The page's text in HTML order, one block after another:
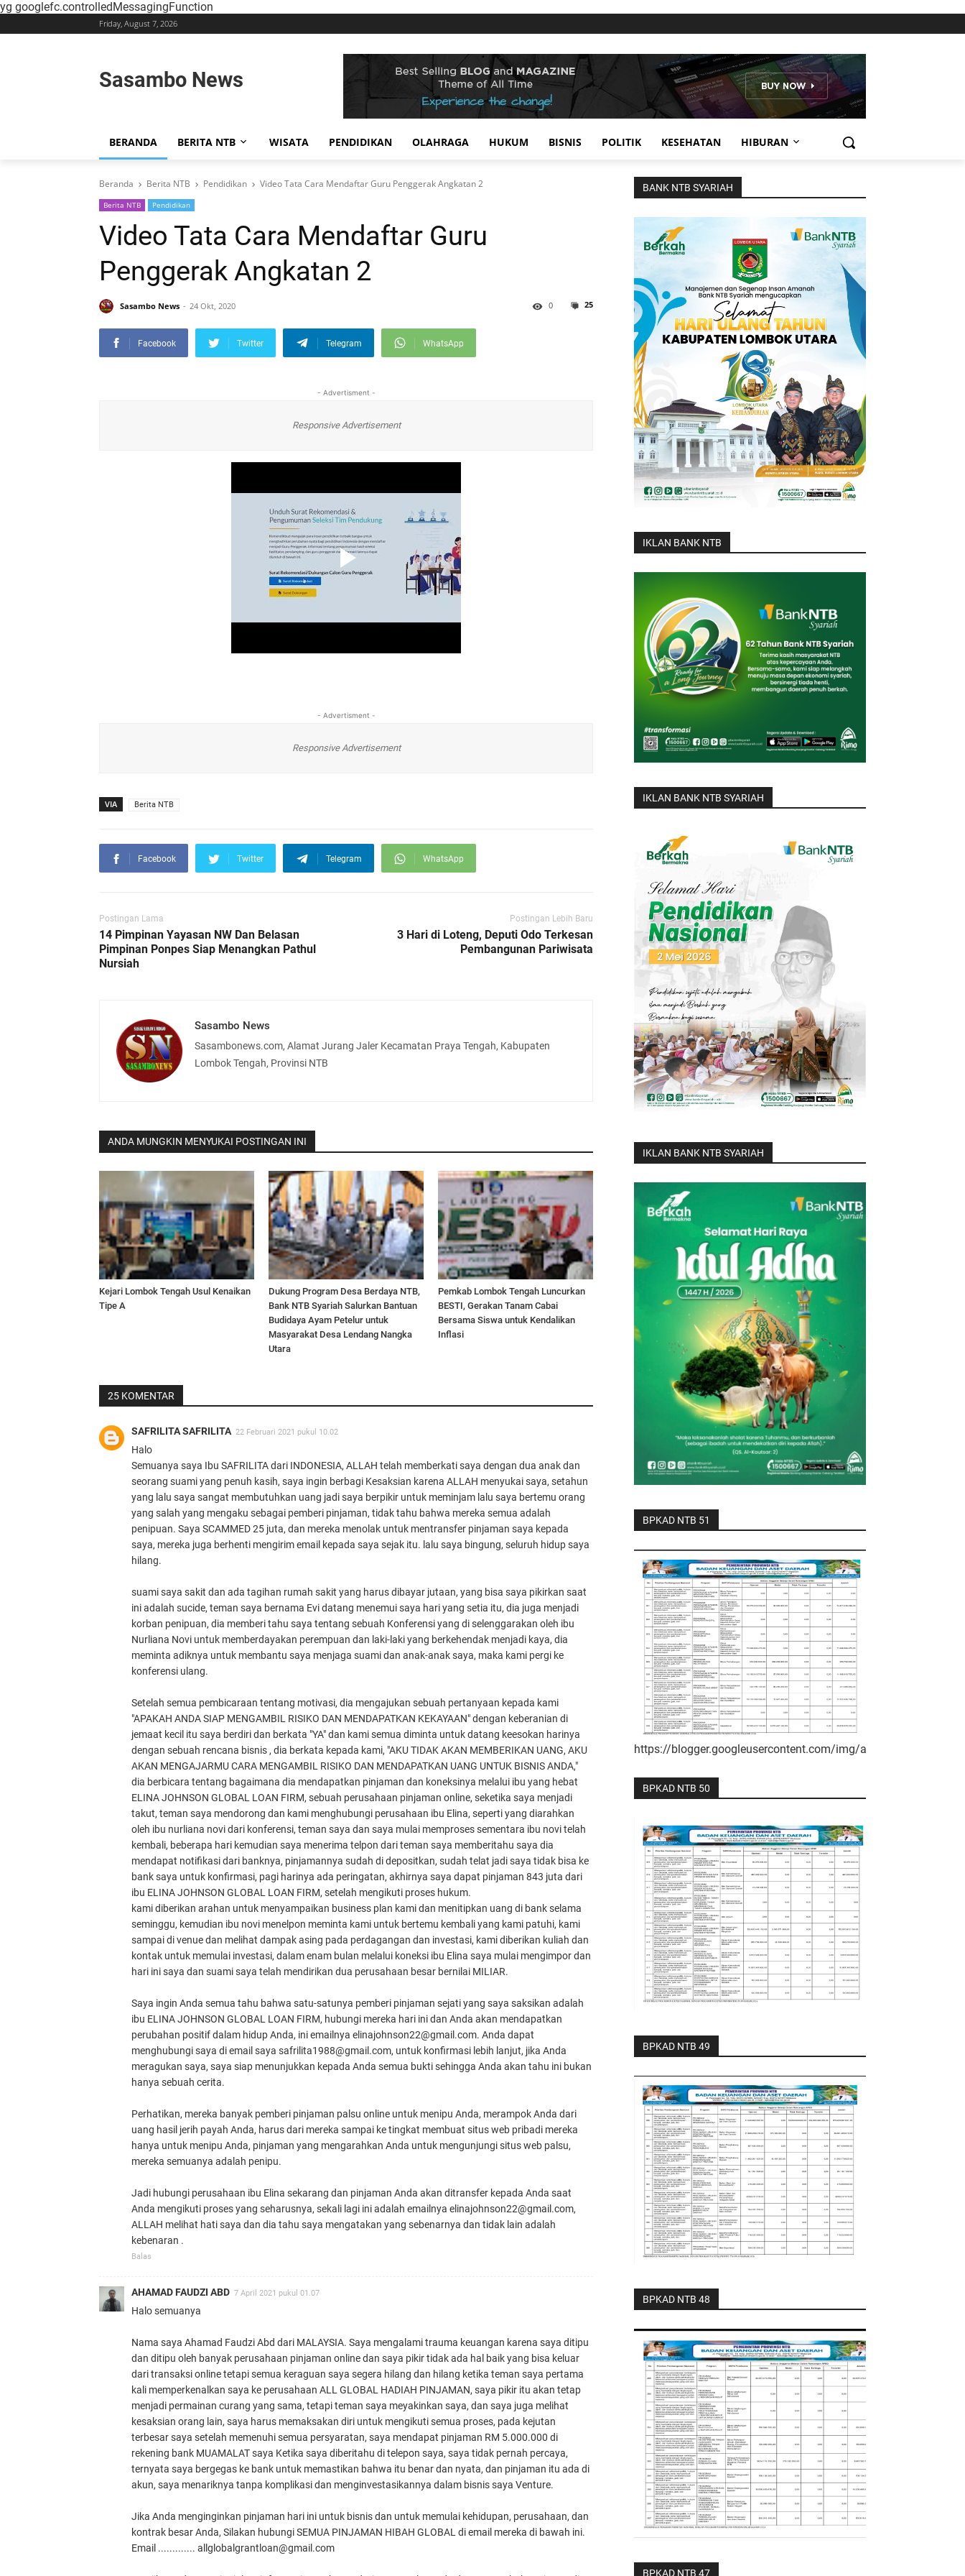
yg googlefc.controlledMessagingFunction
Friday, August 7, 2026
Sasambo News
BERANDA BERITA NTB WISATA PENDIDIKAN OLAHRAGA HUKUM BISNIS POLITIK KESEHATAN HIBURAN
Beranda Berita NTB Pendidikan Video Tata Cara Mendaftar Guru Penggerak Angkatan 2
Berita NTB Pendidikan
Video Tata Cara Mendaftar Guru
Penggerak Angkatan 2
Sasambo News 24 Okt, 2020 25
0
Facebook Twitter Telegram WhatsApp
- Advertisment -
Responsive Advertisement
- Advertisment -
Responsive Advertisement
VIA Berita NTB
Facebook Twitter Telegram WhatsApp
Postingan Lama
14 Pimpinan Yayasan NW Dan Belasan
Pimpinan Ponpes Siap Menangkan Pathul
Nursiah
Postingan Lebih Baru
3 Hari di Loteng, Deputi Odo Terkesan
Pembangunan Pariwisata
Sasambo News
Sasambonews.com, Alamat Jurang Jaler Kecamatan Praya Tengah, Kabupaten
Lombok Tengah, Provinsi NTB
ANDA MUNGKIN MENYUKAI POSTINGAN INI
Kejari Lombok Tengah Usul Kenaikan
Tipe A
Dukung Program Desa Berdaya NTB,
Bank NTB Syariah Salurkan Bantuan
Budidaya Ayam Petelur untuk
Masyarakat Desa Lendang Nangka
Utara
Pemkab Lombok Tengah Luncurkan
BESTI, Gerakan Tanam Cabai
Bersama Siswa untuk Kendalikan
Inflasi
25 KOMENTAR
SAFRILITA SAFRILITA 22 Februari 2021 pukul 10.02
Halo
Semuanya saya Ibu SAFRILITA dari INDONESIA, ALLAH telah memberkati saya dengan dua anak dan
seorang suami yang penuh kasih, saya ingin berbagi Kesaksian karena ALLAH menyukai saya, setahun
yang lalu saya sangat membutuhkan uang jadi saya berpikir untuk meminjam lalu saya bertemu orang
yang salah yang mengaku sebagai pemberi pinjaman, tidak tahu bahwa mereka semua adalah
penipuan. Saya SCAMMED 25 juta, dan mereka menolak untuk mentransfer pinjaman saya kepada
saya, mereka juga berhenti mengirim email kepada saya sejak itu. lalu saya bingung, seluruh hidup saya
hilang.
suami saya sakit dan ada tagihan rumah sakit yang harus dibayar jutaan, yang bisa saya pikirkan saat
ini adalah sucide, teman saya bernama Evi datang menemui saya hari yang setia itu, dia juga menjadi
korban penipuan, dia memberi tahu saya tentang sebuah Konferensi yang di selenggarakan oleh ibu
Nurliana Novi untuk memberdayakan perempuan dan laki-laki yang berkehendak menjadi kaya, dia
meminta adiknya untuk membantu saya menjaga suami dan anak-anak saya, maka kami pergi ke
konferensi ulang.
Setelah semua pembicaraan tentang motivasi, dia mengajukan sebuah pertanyaan kepada kami
"APAKAH ANDA SIAP MENGAMBIL RISIKO DAN MENDAPATKAN KEKAYAAN" dengan keberanian di
jemaat kecil itu saya berdiri dan berkata "YA" dan kami semua diminta untuk datang keesokan harinya
dengan sebuah rencana bisnis , dia berkata kepada kami, "AKU TIDAK AKAN MEMBERIKAN UANG, AKU
AKAN MENGAJARMU CARA MENGAMBIL RISIKO DAN MENDAPATKAN UANG UNTUK BISNIS ANDA,"
dia berbicara tentang bagaimana dia mendapatkan pinjaman dan koneksinya melalui ibu yang hebat
ELINA JOHNSON GLOBAL LOAN FIRM, sebuah perusahaan pinjaman online, seketika saya menjadi
takut, teman saya mendorong dan kami menghubungi perusahaan ibu Elina, seperti yang diarahkan
oleh ibu nurliana novi dari konferensi, teman saya dan saya mulai memproses sementara ibu novi telah
kembali, beberapa hari kemudian saya menerima telpon dari teman saya memberitahu saya dia
mendapat notifikasi dari banknya, pinjamannya sudah di depositkan, sudah telat jadi saya tidak bisa ke
bank saya untuk konfirmasi, pagi harinya ada peringatan, akhirnya saya dapat pinjaman 843 juta dari
ibu ELINA JOHNSON GLOBAL LOAN FIRM, setelah mengikuti proses hukum.
kami diberikan arahan untuk menyampaikan business plan kami dan menitipkan uang di bank selama
seminggu, kemudian ibu novi menelpon meminta kami untuk bertemu kembali yang kami patuhi, kami
sampai di venue dan melihat dampak asing pada perdagangan dan investasi, kami diberikan kuliah dan
kontak untuk memulai investasi, dalam enam bulan melalui koneksi ibu Elina saya mulai mengimpor dan
hari ini saya dan suami saya telah mendirikan dua perusahaan besar bernilai MILIAR.
Saya ingin Anda semua tahu bahwa satu-satunya pemberi pinjaman sejati yang saya saksikan adalah
ibu ELINA JOHNSON GLOBAL LOAN FIRM, hubungi mereka hari ini dan Anda akan mendapatkan
perubahan positif dalam hidup Anda, ini emailnya elinajohnson22@gmail.com. Anda dapat
menghubungi saya di email saya safrilita1988@gmail.com, untuk konfirmasi lebih lanjut, jika Anda
meragukan saya, saya siap menunjukkan kepada Anda semua bukti sehingga Anda akan tahu ini bukan
hanya sebuah cerita.
Perhatikan, mereka banyak pemberi pinjaman palsu online untuk menipu Anda, merampok Anda dari
uang hasil jerih payah Anda, harus dari mereka sampai ke tingkat membuat situs web pribadi mereka
hanya untuk menipu Anda, pinjaman yang mengarahkan Anda untuk mengunjungi situs web palsu,
mereka semuanya adalah penipu.
Jadi hubungi perusahaan ibu Elina sekarang dan pinjaman Anda akan ditransfer kepada Anda saat
Anda mengikuti proses yang seharusnya, sekali lagi ini adalah emailnya elinajohnson22@gmail.com,
ALLAH melihat hati saya dan dia tahu saya mengatakan yang sebenarnya dan tidak lain adalah
kebenaran .
Balas
AHAMAD FAUDZI ABD 7 April 2021 pukul 01.07
Halo semuanya
Nama saya Ahamad Faudzi Abd dari MALAYSIA. Saya mengalami trauma keuangan karena saya ditipu
dan ditipu oleh banyak perusahaan pinjaman online dan saya pikir tidak ada hal baik yang bisa keluar
dari transaksi online tetapi semua keraguan saya segera hilang dan hilang ketika teman saya pertama
kali memperkenalkan saya ke perusahaan ALL GLOBAL HADIAH PINJAMAN, saya pikir itu akan tetap
menjadi permainan curang yang sama, tetapi teman saya meyakinkan saya, dan saya juga melihat
kesaksian orang lain, saya harus memaksakan diri untuk mengikuti semua proses, pada kejutan
terbesar saya setelah memenuhi semua persyaratan, saya mendapat pinjaman RM 5.000.000 di
rekening bank MUAMALAT saya Ketika saya diberitahu di telepon saya, saya tidak pernah percaya,
ternyata saya bergegas ke bank untuk memastikan bahwa itu benar dan nyata, dan pinjaman itu ada di
akun, saya menariknya tanpa komplikasi dan menginvestasikannya dalam bisnis saya Venture.
Jika Anda menginginkan pinjaman hari ini untuk bisnis dan untuk memulai kehidupan, perusahaan, dan
kontrak besar Anda, Silakan hubungi SEMUA PINJAMAN HIBAH GLOBAL di email mereka di bawah ini.
Email ............. allglobalgrantloan@gmail.com
BANK NTB SYARIAH
IKLAN BANK NTB
IKLAN BANK NTB SYARIAH
IKLAN BANK NTB SYARIAH
BPKAD NTB 51
https://blogger.googleusercontent.com/img/a/
BPKAD NTB 50
BPKAD NTB 49
BPKAD NTB 48
BPKAD NTB 47